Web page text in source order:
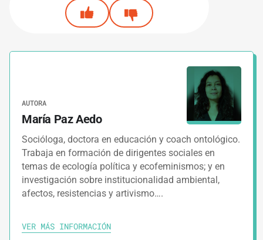
AUTORA
María Paz Aedo
Socióloga, doctora en educación y coach ontológico.
Trabaja en formación de dirigentes sociales en
temas de ecología política y ecofeminismos; y en
investigación sobre institucionalidad ambiental,
afectos, resistencias y artivismo….
VER MÁS INFORMACIÓN